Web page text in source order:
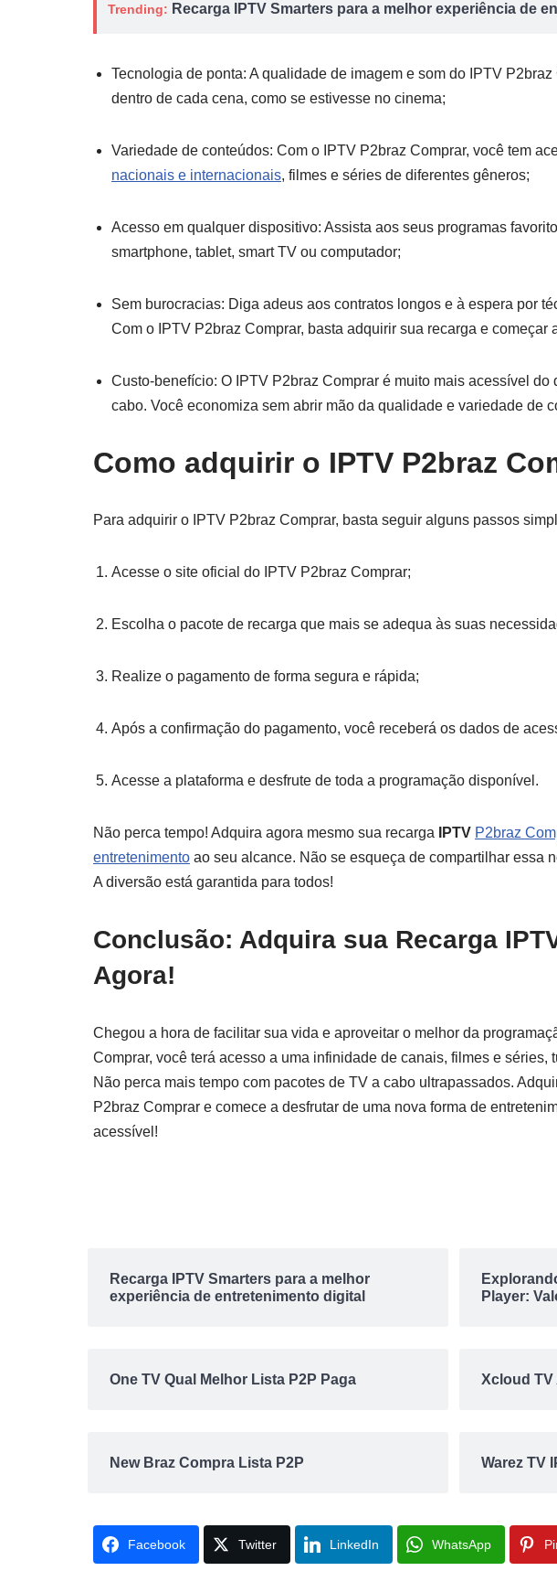
Trending: Recarga IPTV Smarters para a melhor experiência de
Tecnologia de ponta: A qualidade de imagem e som do IPTV
dentro de cada cena, como se estivesse no cinema;
Variedade de conteúdos: Com o IPTV P2braz Comprar, você tem
nacionais e internacionais, filmes e séries de diferentes gêneros;
Acesso em qualquer dispositivo: Assista aos seus programas
smartphone, tablet, smart TV ou computador;
Sem burocracias: Diga adeus aos contratos longos e à espera por
Com o IPTV P2braz Comprar, basta adquirir sua recarga e começar
Custo-benefício: O IPTV P2braz Comprar é muito mais acessível
cabo. Você economiza sem abrir mão da qualidade e variedade de
Como adquirir o IPTV P2braz
Para adquirir o IPTV P2braz Comprar, basta seguir alguns passos
Acesse o site oficial do IPTV P2braz Comprar;
Escolha o pacote de recarga que mais se adequa às suas
Realize o pagamento de forma segura e rápida;
Após a confirmação do pagamento, você receberá os dados de
Acesse a plataforma e desfrute de toda a programação disponível.
Não perca tempo! Adquira agora mesmo sua recarga IPTV P2braz
entretenimento ao seu alcance. Não se esqueça de compartilhar essa
A diversão está garantida para todos!
Conclusão: Adquira sua Recarga
Agora!
Chegou a hora de facilitar sua vida e aproveitar o melhor da
Comprar, você terá acesso a uma infinidade de canais, filmes e séries,
Não perca mais tempo com pacotes de TV a cabo ultrapassados.
P2braz Comprar e comece a desfrutar de uma nova forma de
acessível!
Recarga IPTV Smarters para a melhor
experiência de entretenimento digital
Player:
One TV Qual Melhor Lista P2P Paga Xcloud TV
New Braz Compra Lista P2P Warez TV
Facebook Twitter LinkedIn WhatsApp